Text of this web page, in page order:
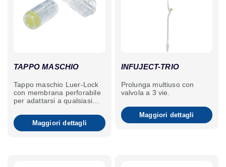
TAPPO MASCHIO
Tappo maschio Luer-Lock
con membrana perforabile
per adattarsi a qualsiasi
Lock.
Maggiori dettagli
INFUJECT-TRIO
Prolunga multiuso con
valvola a 3 vie.
Maggiori dettagli